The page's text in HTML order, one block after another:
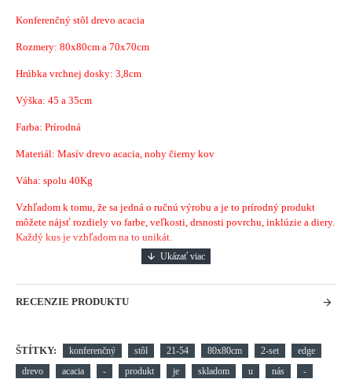
Konferenčný stôl drevo acacia
Rozmery: 80x80cm a 70x70cm
Hrúbka vrchnej dosky: 3,8cm
Výška: 45 a 35cm
Farba: Prírodná
Materiál: Masív drevo acacia, nohy čierny kov
Váha: spolu 40Kg
Vzhľadom k tomu, že sa jedná o ručnú výrobu a je to prírodný produkt
môžete nájsť rozdiely vo farbe, veľkosti, drsnosti povrchu, inklúzie a diery.
Každý kus je vzhľadom na to unikát.
RECENZIE PRODUKTU
ŠTÍTKY: konferenčný stôl 21-54 80x80cm 2-set
edge
drevo
acacia - produkt je skladom u nás
-